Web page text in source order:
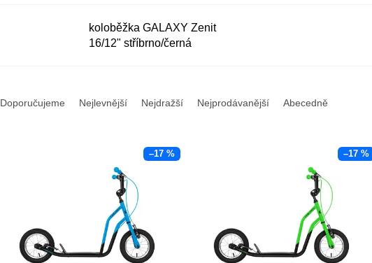
koloběžka GALAXY Zenit
16/12" stříbrno/černá
Doporučujeme Nejlevnější Nejdražší Nejprodávanější Abecedně
–17 % –17 %